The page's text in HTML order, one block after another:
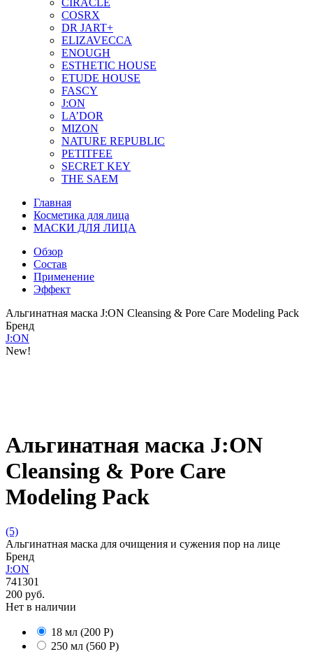
CIRACLE
COSRX
DR JART+
ELIZAVECCA
ENOUGH
ESTHETIC HOUSE
ETUDE HOUSE
FASCY
J:ON
LA’DOR
MIZON
NATURE REPUBLIC
PETITFEE
SEСRET KEY
THE SAEM
Главная
Косметика для лица
МАСКИ ДЛЯ ЛИЦА
Обзор
Состав
Применение
Эффект
Альгинатная маска J:ON Cleansing & Pore Care Modeling Pack
Бренд
J:ON
New!
Альгинатная маска J:ON
Cleansing & Pore Care
Modeling Pack
(5)
Альгинатная маска для очищения и сужения пор на лице
Бренд
J:ON
741301
200 руб.
Нет в наличии
18 мл (200 Р)
250 мл (560 Р)